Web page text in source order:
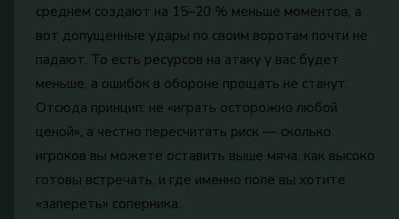
среднем создают на 15–20 % меньше моментов, а
вот допущенные удары по своим воротам почти не
падают. То есть ресурсов на атаку у вас будет
меньше, а ошибок в обороне прощать не станут.
Отсюда принцип: не «играть осторожно любой
ценой», а честно пересчитать риск — сколько
игроков вы можете оставить выше мяча, как высоко
готовы встречать, и где именно поле вы хотите
«запереть» соперника.